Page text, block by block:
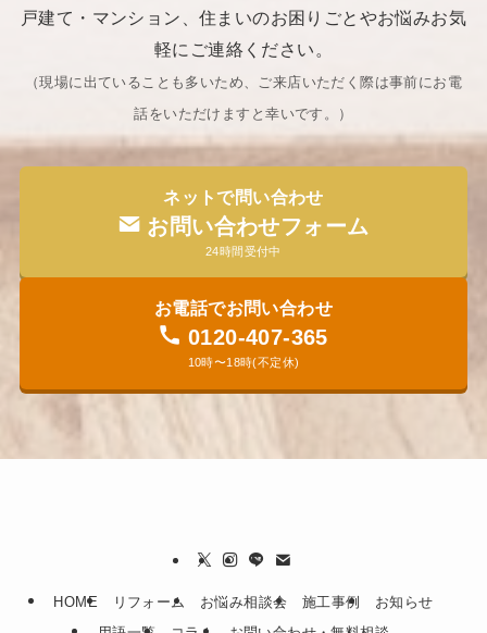
戸建て・マンション、住まいのお困りごとやお悩みお気
軽にご連絡ください。
（現場に出ていることも多いため、ご来店いただく際は事前にお電
話をいただけますと幸いです。​）
ネットで問い合わせ
お問い合わせフォーム
24時間受付中
お電話でお問い合わせ
0120-407-365
10時〜18時(不定休)
HOME リフォーム お悩み相談会 施工事例
お知らせ